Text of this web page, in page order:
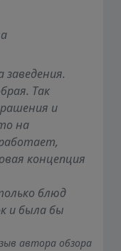
заведения.
Так
и
на
концепция
блюд
и была бы
автора обзора